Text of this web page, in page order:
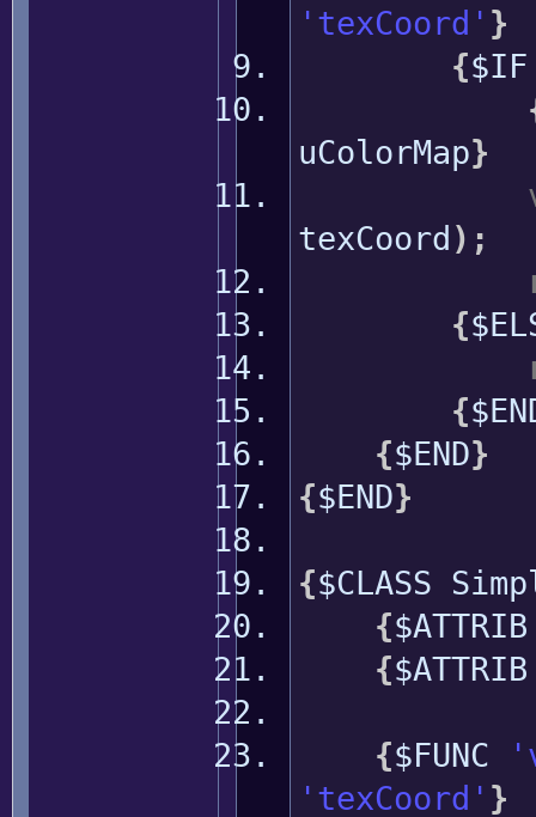
'texCoord' }
{$IF
uColorMap}
texCoord ) ;
{
{
{$END}
{$END}
{$CLASS
{
{
{$FUNC
'texCoord' }